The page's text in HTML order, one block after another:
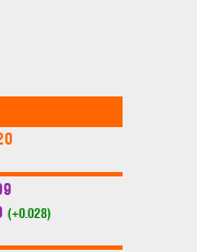
(+0.028)